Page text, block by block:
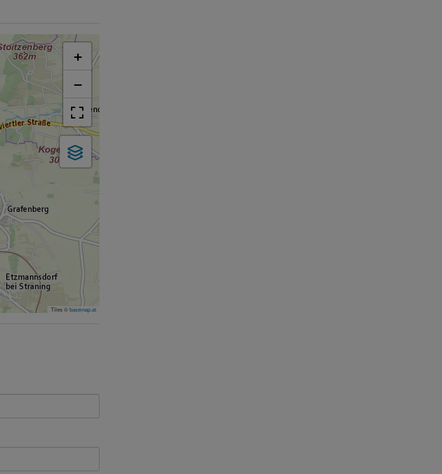
+
−
Tiles ©basemap.at